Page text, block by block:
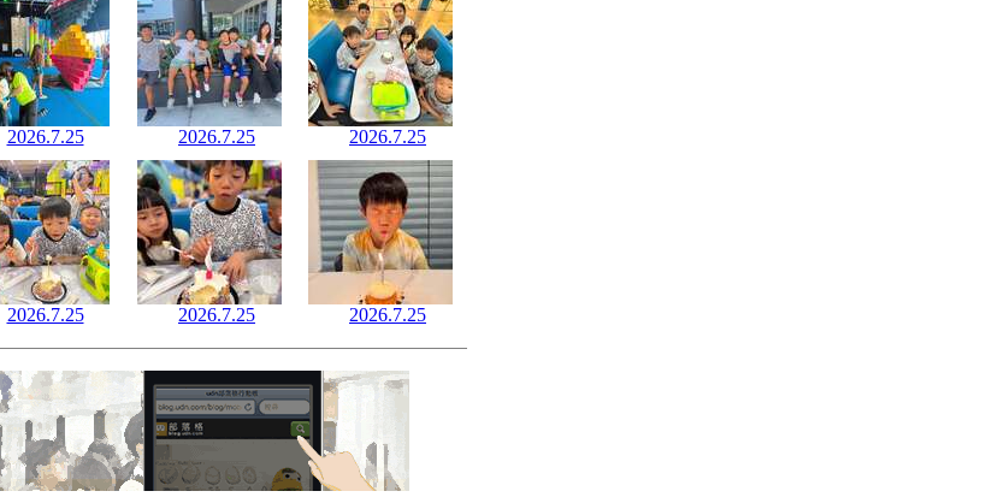
2026.7.25 2026.7.25 2026.7.25
2026.7.25 2026.7.25 2026.7.25